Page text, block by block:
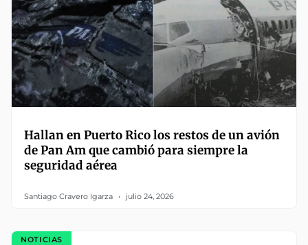
Hallan en Puerto Rico los restos de un avión
de Pan Am que cambió para siempre la
seguridad aérea
Santiago Cravero Igarza julio 24, 2026
NOTICIAS